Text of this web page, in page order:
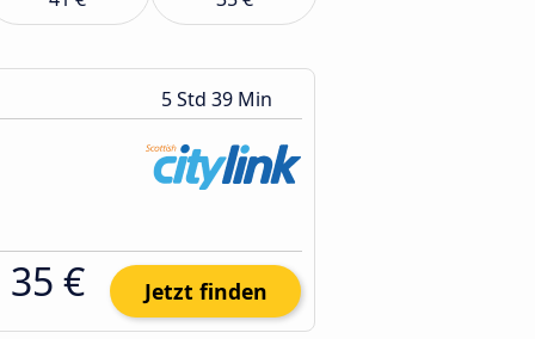
5 Std 39 Min
35 € Jetzt finden